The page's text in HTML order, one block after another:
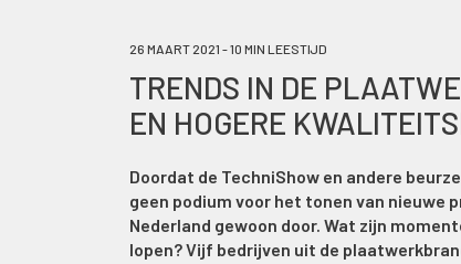
26 MAART 2021 - 10 MIN LEESTIJD
TRENDS IN DE
EN HOGERE
Doordat de TechniShow en andere
geen podium voor het tonen van nieuwe
Nederland gewoon door. Wat zijn
lopen? Vijf bedrijven uit de